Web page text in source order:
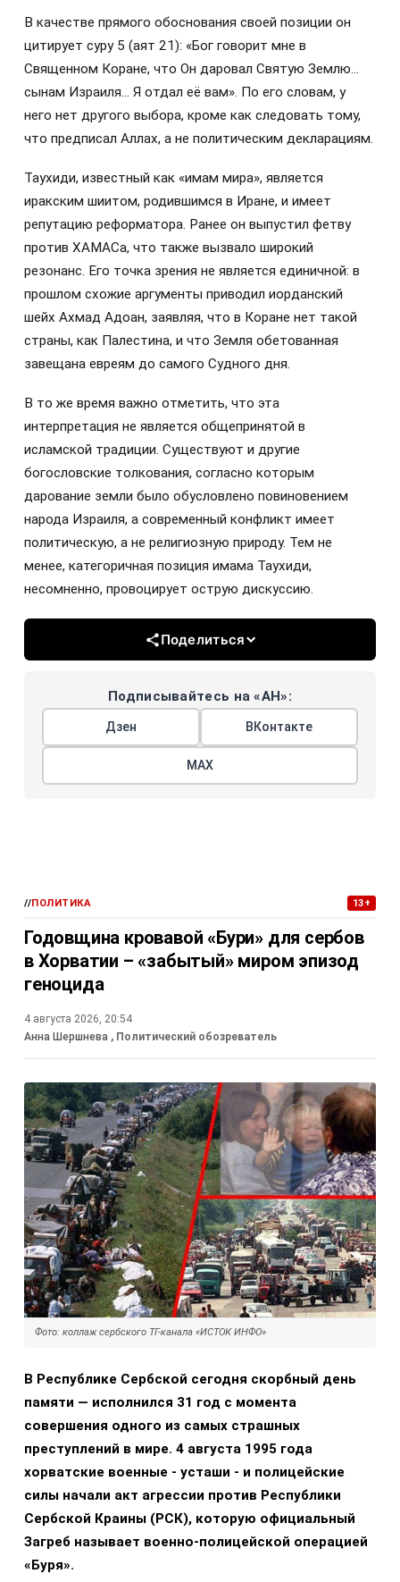
В качестве прямого обоснования своей позиции он
цитирует суру 5 (аят 21): «Бог говорит мне в
Священном Коране, что Он даровал Святую Землю…
сынам Израиля… Я отдал её вам». По его словам, у
него нет другого выбора, кроме как следовать тому,
что предписал Аллах, а не политическим декларациям.
Таухиди, известный как «имам мира», является
иракским шиитом, родившимся в Иране, и имеет
репутацию реформатора. Ранее он выпустил фетву
против ХАМАСа, что также вызвало широкий
резонанс. Его точка зрения не является единичной: в
прошлом схожие аргументы приводил иорданский
шейх Ахмад Адоан, заявляя, что в Коране нет такой
страны, как Палестина, и что Земля обетованная
завещана евреям до самого Судного дня.
В то же время важно отметить, что эта
интерпретация не является общепринятой в
исламской традиции. Существуют и другие
богословские толкования, согласно которым
дарование земли было обусловлено повиновением
народа Израиля, а современный конфликт имеет
политическую, а не религиозную природу. Тем не
менее, категоричная позиция имама Таухиди,
несомненно, провоцирует острую дискуссию.
Поделиться
Подписывайтесь на «АН»:
Дзен ВКонтакте
МАХ
//ПОЛИТИКА 13+
Годовщина кровавой «Бури» для сербов
в Хорватии – «забытый» миром эпизод
геноцида
4 августа 2026, 20:54
Анна Шершнева , Политический обозреватель
Фото: коллаж сербского ТГ-канала «ИСТОК ИНФО»
В Республике Сербской сегодня скорбный день
памяти — исполнился 31 год с момента
совершения одного из самых страшных
преступлений в мире. 4 августа 1995 года
хорватские военные - усташи - и полицейские
силы начали акт агрессии против Республики
Сербской Краины (РСК), которую официальный
Загреб называет военно-полицейской операцией
«Буря».